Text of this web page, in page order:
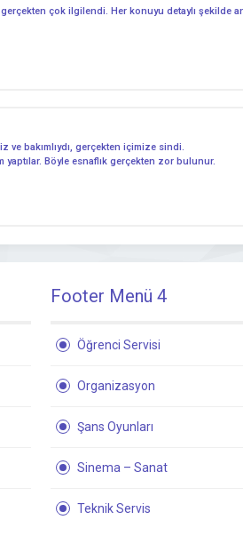
gerçekten çok ilgilendi. Her konuyu detaylı şekilde
bakımlıydı, gerçekten içimize sindi.
yaptılar. Böyle esnaflık gerçekten zor bulunur.
Footer Menü 4
Öğrenci Servisi
Organizasyon
Şans Oyunları
Sinema – Sanat
Teknik Servis